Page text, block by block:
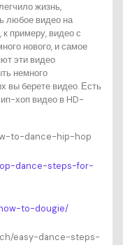
жизнь,
любое видео на
примеру, видео с
нового, и самое
эти видео
немного
вы берете видео. Есть
хоп видео в HD-
to-dance-hip-hop
dance-steps-for-
to-dougie/
easy-dance-steps-